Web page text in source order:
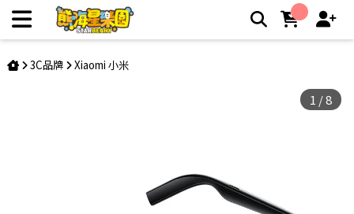
【小米】Xiaomi 智慧音頻眼鏡 | 熊嗨星親子樂園夾娃娃機店
3C品牌 Xiaomi 小米
1 /8